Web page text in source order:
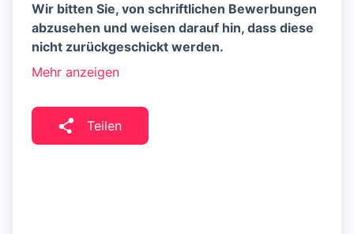
Wir bitten Sie, von schriftlichen Bewerbungen
abzusehen und weisen darauf hin, dass diese
nicht zurückgeschickt werden.
Mehr anzeigen
Teilen